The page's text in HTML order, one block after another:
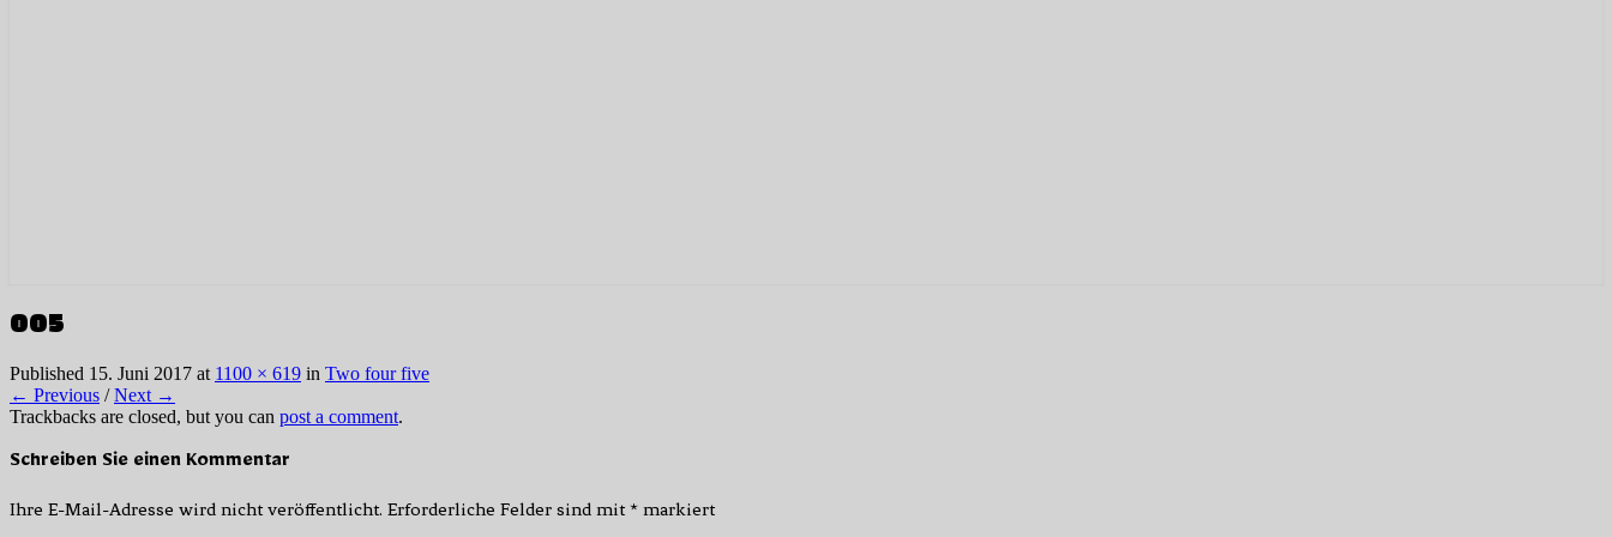
005
Published 15. Juni 2017 at 1100 × 619 in Two four five
← Previous /Next →
Trackbacks are closed, but you can post a comment.
Schreiben Sie einen Kommentar
Ihre E-Mail-Adresse wird nicht veröffentlicht. Erforderliche Felder sind mit * markiert